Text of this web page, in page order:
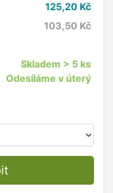
125,20 Kč
103,50 Kč
Skladem > 5 ks
Odesíláme v úterý